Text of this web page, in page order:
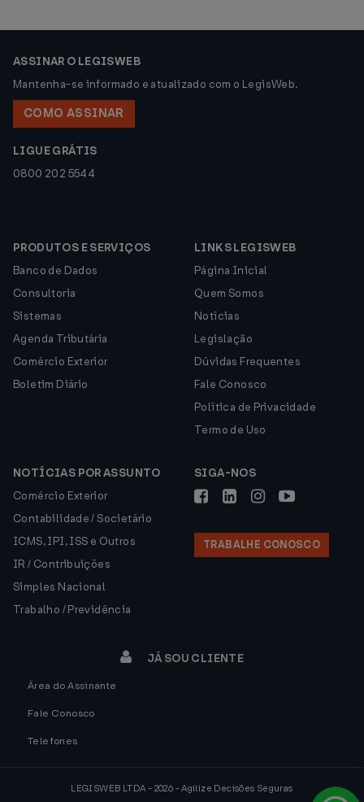
ASSINAR O LEGISWEB
Mantenha-se informado e atualizado com o LegisWeb.
COMO ASSINAR
LIGUE GRÁTIS
0800 202 5544
PRODUTOS E SERVIÇOS
Banco de Dados
Consultoria
Sistemas
Agenda Tributária
Comércio Exterior
Boletim Diário
LINKS LEGISWEB
Página Inicial
Quem Somos
Notícias
Legislação
Dúvidas Frequentes
Fale Conosco
Política de Privacidade
Termo de Uso
NOTÍCIAS POR ASSUNTO
Comércio Exterior
Contabilidade / Societário
ICMS, IPI, ISS e Outros
IR / Contribuições
Simples Nacional
Trabalho / Previdência
SIGA-NOS
TRABALHE CONOSCO
JÁ SOU CLIENTE
Área do Assinante
Fale Conosco
Telefones
LEGISWEB LTDA - 2026 - Agilize Decisões Seguras